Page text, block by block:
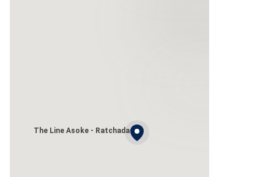
The Line Asoke - Ratchada